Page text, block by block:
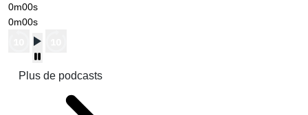
0m00s
0m00s
Plus de podcasts